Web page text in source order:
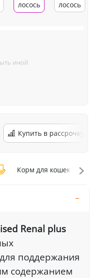
лосось лосось
иной
Купить в рассрочку
Корм для кошек Pro
Renal plus
поддержания
содержанием